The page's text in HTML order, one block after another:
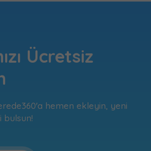
Ücretsiz
hemen ekleyin, yeni
bulsun!